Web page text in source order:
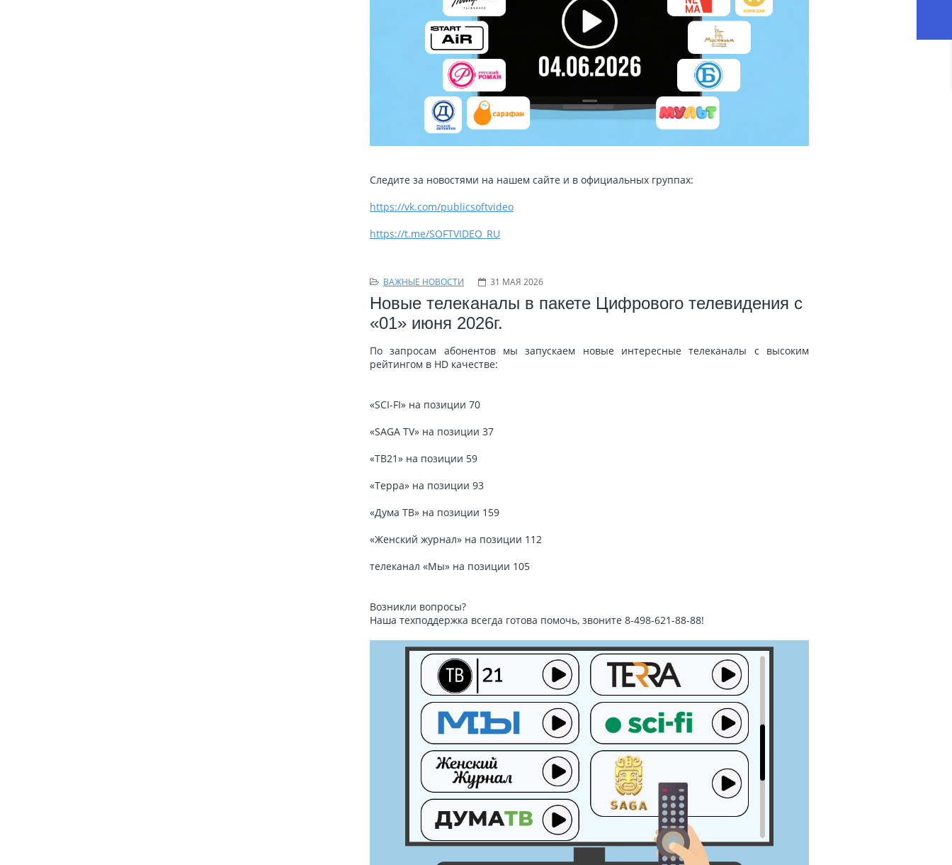
Следите за новостями на нашем сайте и в официальных группах:
https://vk.com/publicsoftvideo
https://t.me/SOFTVIDEO_RU
ВАЖНЫЕ НОВОСТИ 31 МАЯ 2026
Новые телеканалы в пакете Цифрового телевидения с
«01» июня 2026г.
По запросам абонентов мы запускаем новые интересные телеканалы с высоким
рейтингом в HD качестве:
«SCI-FI» на позиции 70
«SAGA TV» на позиции 37
«ТВ21» на позиции 59
«Терра» на позиции 93
«Дума ТВ» на позиции 159
«Женский журнал» на позиции 112
телеканал «Мы» на позиции 105
Возникли вопросы?
Наша техподдержка всегда готова помочь, звоните 8-498-621-88-88!